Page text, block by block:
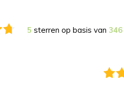
5 sterren op basis van 346